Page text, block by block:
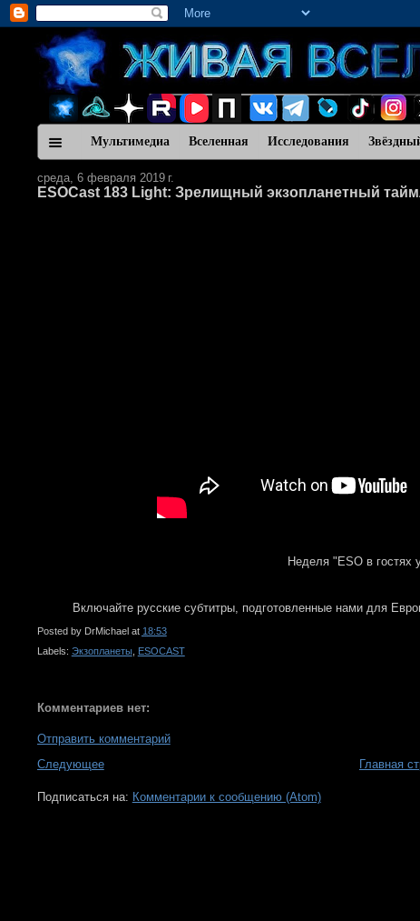
Мультимедиа Вселенная Исследования
среда, 6 февраля 2019 г.
ESOCast 183 Light: Зрелищный экзопланетный
Неделя "ESO в гостях
Включайте русские субтитры, подготовленные нами для
Posted by DrMichael at 18:53
Labels: Экзопланеты, ESOCAST
Комментариев нет:
Отправить комментарий
Следующее
Главная
Подписаться на: Комментарии к сообщению (Atom)